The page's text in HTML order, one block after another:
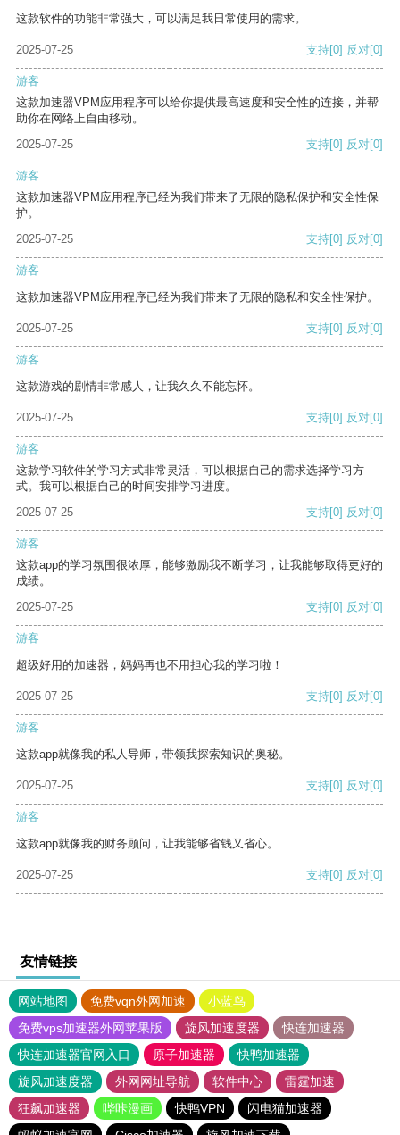
这款软件的功能非常强大，可以满足我日常使用的需求。
2025-07-25 支持[0] 反对[0]
游客
这款加速器VPM应用程序可以给你提供最高速度和安全性的连接，并帮
助你在网络上自由移动。
2025-07-25
支持[0] 反对[0]
游客
这款加速器VPM应用程序已经为我们带来了无限的隐私保护和安全性保
护。
2025-07-25
支持[0] 反对[0]
游客
这款加速器VPM应用程序已经为我们带来了无限的隐私和安全性保护。
2025-07-25 支持[0] 反对[0]
游客
这款游戏的剧情非常感人，让我久久不能忘怀。
2025-07-25 支持[0] 反对[0]
游客
这款学习软件的学习方式非常灵活，可以根据自己的需求选择学习方
式。我可以根据自己的时间安排学习进度。
2025-07-25
支持[0] 反对[0]
游客
这款app的学习氛围很浓厚，能够激励我不断学习，让我能够取得更好的
成绩。
2025-07-25
支持[0] 反对[0]
游客
超级好用的加速器，妈妈再也不用担心我的学习啦！
2025-07-25 支持[0] 反对[0]
游客
这款app就像我的私人导师，带领我探索知识的奥秘。
2025-07-25 支持[0] 反对[0]
游客
这款app就像我的财务顾问，让我能够省钱又省心。
2025-07-25 支持[0] 反对[0]
友情链接
网站地图 免费vqn外网加速
小蓝鸟
免费vps加速器外网苹果版
旋风加速度器
快连加速器
快连加速器官网入口
原子加速器
快鸭加速器
旋风加速度器
外网网址导航 软件中心
雷霆加速
狂飙加速器
哔咔漫画 快鸭VPN
闪电猫加速器